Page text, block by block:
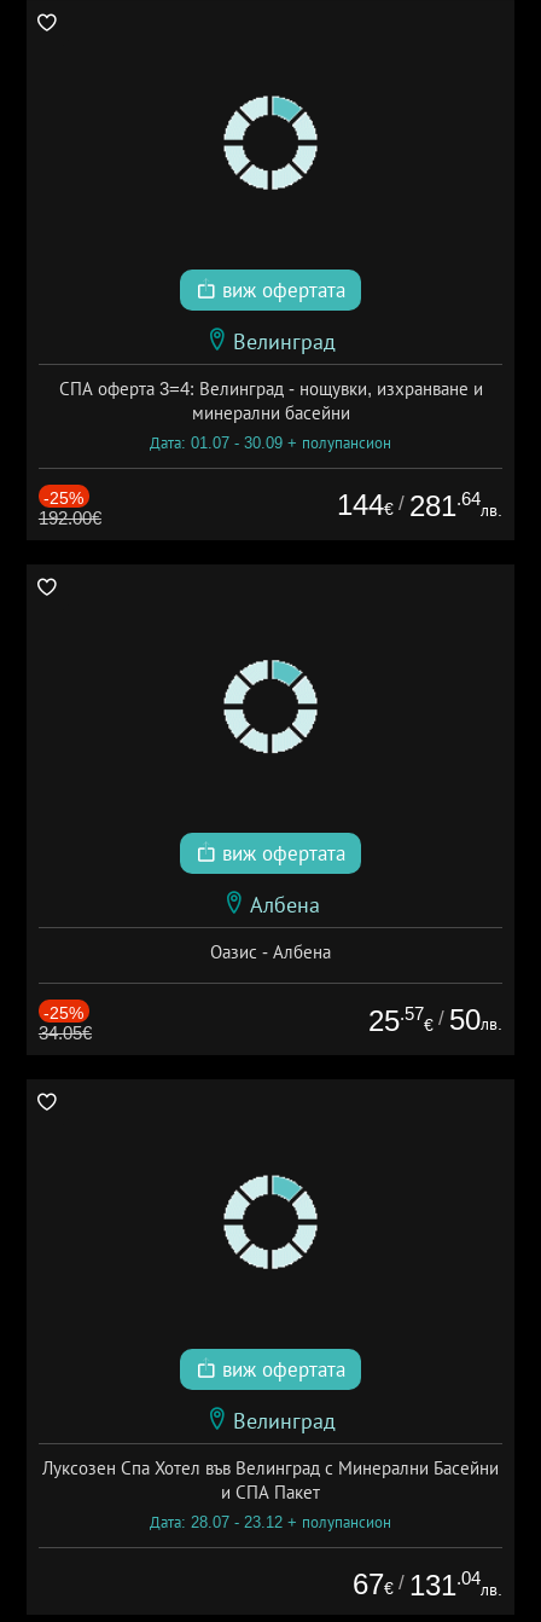
виж офертата
Велинград
СПА оферта 3=4: Велинград - нощувки, изхранване и
минерални басейни
Дата: 01.07 - 30.09 + полупансион
-25%
192.00€ 144€ / 281.64
лв.
виж офертата
Албена
Оазис - Албена
-25%
34.05€ 25.57
€ / 50лв.
виж офертата
Велинград
Луксозен Спа Хотел във Велинград с Минерални Басейни
и СПА Пакет
Дата: 28.07 - 23.12 + полупансион
67€ / 131.04
лв.